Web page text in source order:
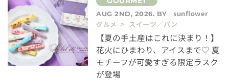
AUG 2ND, 2026. BY
sunflower
グルメ > スイーツ／パン
【夏の手土産はこれに決まり！】
花火にひまわり、アイスまで♡ 夏
モチーフが可愛すぎる限定ラスク
が登場